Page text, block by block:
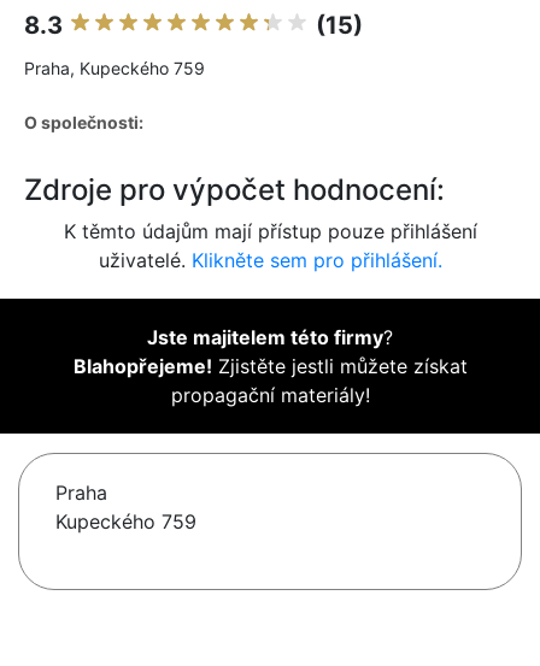
8.3 (15)
Praha, Kupeckého 759
O společnosti:
Zdroje pro výpočet hodnocení:
K těmto údajům mají přístup pouze přihlášení
uživatelé. Klikněte sem pro přihlášení.
Jste majitelem této firmy?
Blahopřejeme! Zjistěte jestli můžete získat
propagační materiály!
Praha
Kupeckého 759